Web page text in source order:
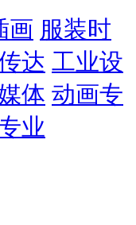
画 服装时
达 工业设
体 动画专
业